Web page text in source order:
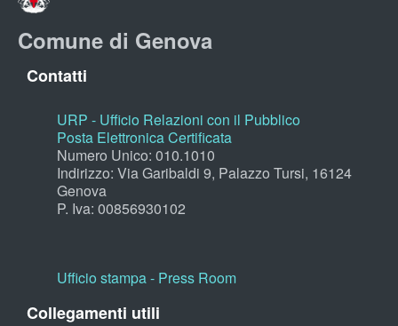
Comune di Genova
Contatti
URP - Ufficio Relazioni con il Pubblico
Posta Elettronica Certificata
Numero Unico: 010.1010
Indirizzo: Via Garibaldi 9, Palazzo Tursi, 16124
Genova
P. Iva: 00856930102
Ufficio stampa - Press Room
Collegamenti utili